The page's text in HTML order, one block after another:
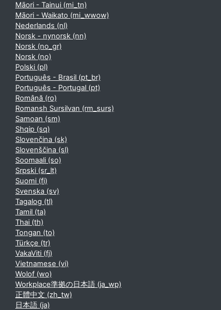
Māori - Tainui ‎(mi_tn)‎
Māori - Waikato ‎(mi_wwow)‎
Nederlands ‎(nl)‎
Norsk - nynorsk ‎(nn)‎
Norsk ‎(no_gr)‎
Norsk ‎(no)‎
Polski ‎(pl)‎
Português - Brasil ‎(pt_br)‎
Português - Portugal ‎(pt)‎
Română ‎(ro)‎
Romansh Sursilvan ‎(rm_surs)‎
Samoan ‎(sm)‎
Shqip ‎(sq)‎
Slovenčina ‎(sk)‎
Slovenščina ‎(sl)‎
Soomaali ‎(so)‎
Srpski ‎(sr_lt)‎
Suomi ‎(fi)‎
Svenska ‎(sv)‎
Tagalog ‎(tl)‎
Tamil ‎(ta)‎
Thai ‎(th)‎
Tongan ‎(to)‎
Türkçe ‎(tr)‎
VakaViti ‎(fj)‎
Vietnamese ‎(vi)‎
Wolof ‎(wo)‎
Workplace準拠の日本語 ‎(ja_wp)‎
正體中文 ‎(zh_tw)‎
日本語 ‎(ja)‎